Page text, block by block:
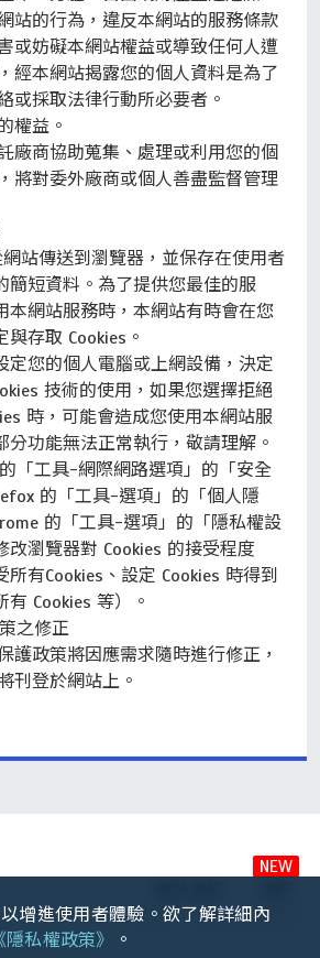
站的行為，違反本網站的服務條款
或妨礙本網站權益或導致任何人遭
經本網站揭露您的個人資料是為了
或採取法律行動所必要者。
權益。
廠商協助蒐集、處理或利用您的個
將對委外廠商或個人善盡監督管理
網站傳送到瀏覽器，並保存在使用者
簡短資料。為了提供您最佳的服
本網站服務時，本網站有時會在您
與存取 Cookies。
定您的個人電腦或上網設備，決定
技術的使用，如果您選擇拒絕
時，可能會造成您使用本網站服
分功能無法正常執行，敬請理解。
「工具-網際網路選項」的「安全
的「工具-選項」的「個人隱
的「工具-選項」的「隱私權設
改瀏覽器對 Cookies 的接受程度
所有Cookies、設定 Cookies 時得到
有 Cookies 等）。
之修正
護政策將因應需求隨時進行修正，
刊登於網站上。
About Courses
NEW
Courses
增進使用者體驗。欲了解詳細內
隱私權政策》 。